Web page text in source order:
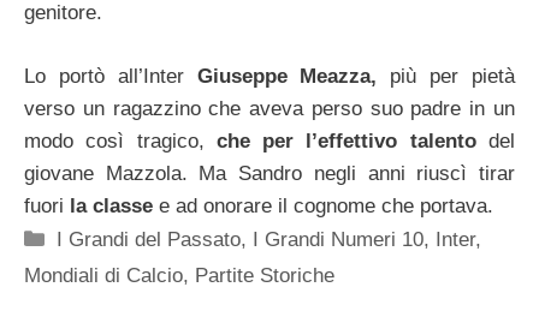
genitore.
Lo portò all’Inter Giuseppe Meazza, più per pietà
verso un ragazzino che aveva perso suo padre in un
modo così tragico, che per l’effettivo talentodel
giovane Mazzola. Ma Sandro negli anni riuscì tirar
fuori la classe e ad onorare il cognome che portava.
Categorie
I Grandi del Passato, I Grandi Numeri 10, Inter,
Mondiali di Calcio, Partite Storiche